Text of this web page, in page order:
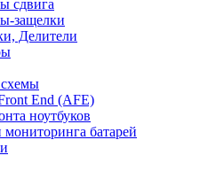
сдвига
защелки
Делители
End (AFE)
ноутбуков
батарей